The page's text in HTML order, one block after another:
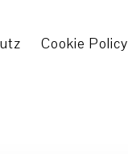
Cookie Policy